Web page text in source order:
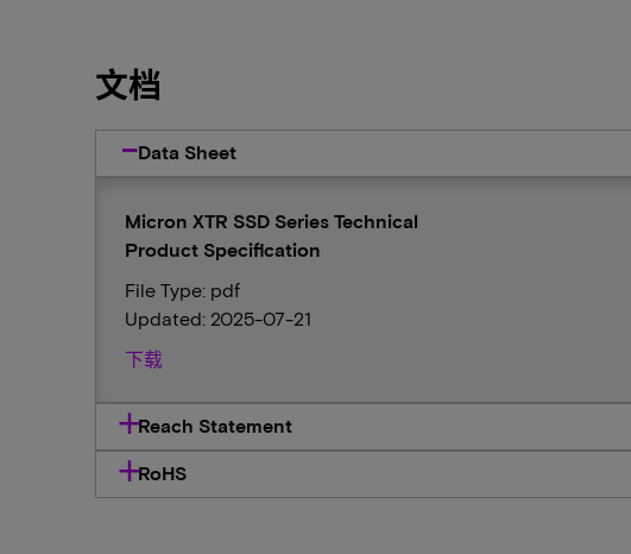
文档
Data Sheet
Micron XTR SSD Series Technical
Product Specification
File Type: pdf
Updated: 2025-07-21
下载
Reach Statement
RoHS